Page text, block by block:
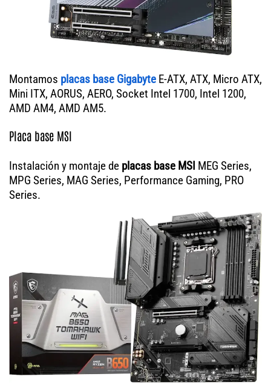
Montamos placas base Gigabyte E-ATX, ATX, Micro ATX,
Mini ITX, AORUS, AERO, Socket Intel 1700, Intel 1200,
AMD AM4, AMD AM5.
Placa base MSI
Instalación y montaje de placas base MSI MEG Series,
MPG Series, MAG Series, Performance Gaming, PRO
Series.